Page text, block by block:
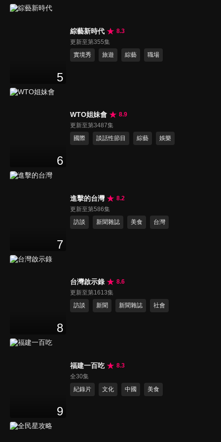
5
綜藝新時代
8.3
更新至第355集
實境秀
旅遊 綜藝 職場
6
WTO姐妹會
8.9
更新至第3487集
國際
談話性節目 綜藝 娛樂
7
進擊的台灣
8.2
更新至第586集
訪談
新聞雜誌 美食 台灣
8
台灣啟示錄
8.6
更新至第1613集
訪談
新聞 新聞雜誌 社會
9
福建一百吃
8.3
全30集
紀錄片
文化 中國 美食